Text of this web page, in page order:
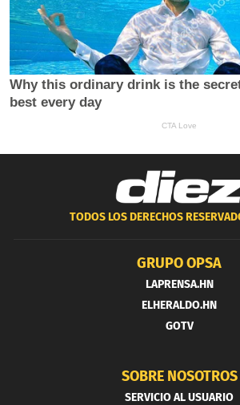
TODOS LOS DERECHOS
GRUPO OPSA
LAPRENSA.HN
ELHERALDO.HN
GOTV
SOBRE NOSOTROS
SERVICIO AL USUARIO